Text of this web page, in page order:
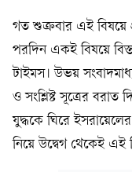
গত শুক্রবার এই বিষয়ে
পরদিন একই বিষয়ে
টাইমস। উভয়
ও সংশ্লিষ্ট সূত্রের বরাত
যুদ্ধকে ঘিরে
নিয়ে উদ্বেগ থেকেই এই